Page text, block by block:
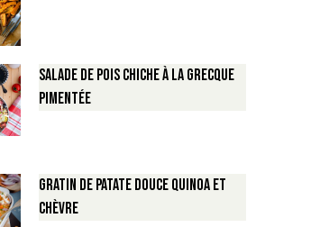
Salade de Pois chiche à la Grecque
pimentée
Gratin de Patate douce Quinoa et
Chèvre